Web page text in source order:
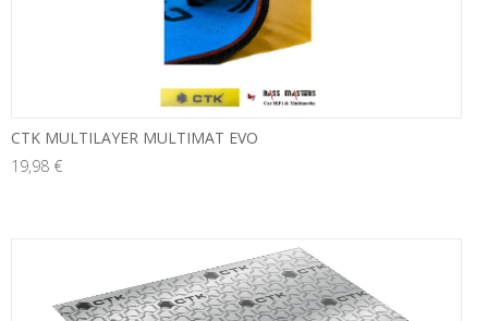
CTK MULTILAYER MULTIMAT EVO
19,98 €